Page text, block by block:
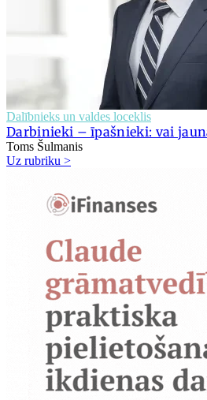
Dalībnieks un valdes loceklis
Darbinieki – īpašnieki: vai
Toms Šulmanis
Uz rubriku >